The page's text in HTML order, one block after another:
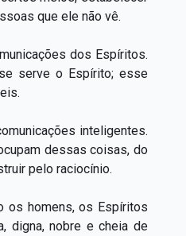
que ele não vê.
dos Espíritos.
serve o Espírito; esse
inteligentes.
dessas coisas, do
pelo raciocínio.
os homens, os Espíritos
digna, nobre e cheia de